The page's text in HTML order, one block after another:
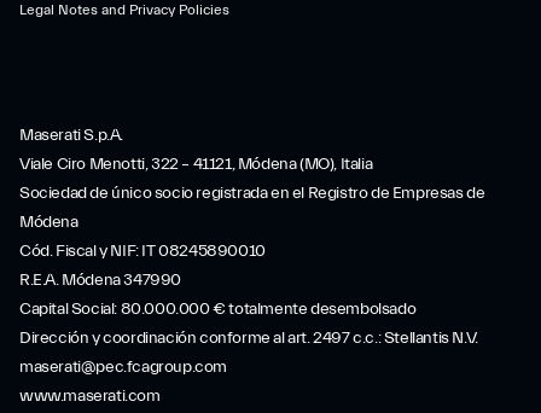
Legal Notes and Privacy Policies
Maserati S.p.A.
Viale Ciro Menotti, 322 – 41121, Módena (MO), Italia
Sociedad de único socio registrada en el Registro de Empresas de
Módena
Cód. Fiscal y NIF: IT 08245890010
R.E.A. Módena 347990
Capital Social: 80.000.000 € totalmente desembolsado
Dirección y coordinación conforme al art. 2497 c.c.: Stellantis N.V.
maserati@pec.fcagroup.com
www.maserati.com